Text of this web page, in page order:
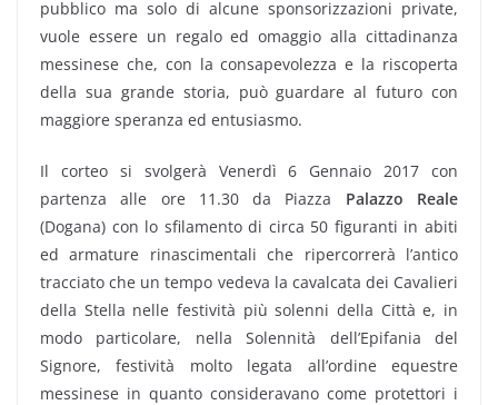
pubblico ma solo di alcune sponsorizzazioni private,
vuole essere un regalo ed omaggio alla cittadinanza
messinese che, con la consapevolezza e la riscoperta
della sua grande storia, può guardare al futuro con
maggiore speranza ed entusiasmo.
Il corteo si svolgerà Venerdì 6 Gennaio 2017 con
partenza alle ore 11.30 da Piazza Palazzo Reale
(Dogana) con lo sfilamento di circa 50 figuranti in abiti
ed armature rinascimentali che ripercorrerà l’antico
tracciato che un tempo vedeva la cavalcata dei Cavalieri
della Stella nelle festività più solenni della Città e, in
modo particolare, nella Solennità dell’Epifania del
Signore, festività molto legata all’ordine equestre
messinese in quanto consideravano come protettori i